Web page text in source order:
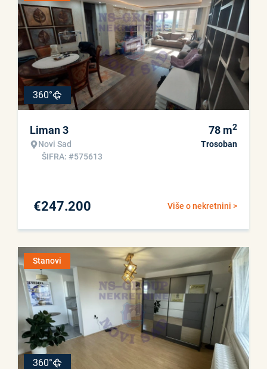
360°
Liman 3
Novi Sad
ŠIFRA: #575613
78 m2
Trosoban
Više o nekretnini >
€247.200
Stanovi
360°